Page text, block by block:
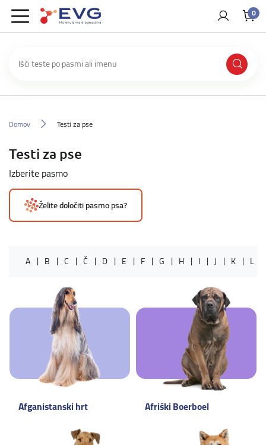
0
Domov Testi za pse
Testi za pse
Izberite pasmo
Želite določiti pasmo psa?
A B C Č D E F G H I J K L
Afganistanski hrt Afriški Boerboel